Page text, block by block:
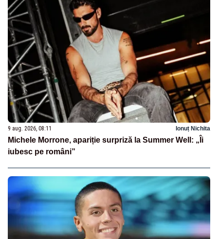
9 aug. 2026, 08:11 Ionuț Nichita
Michele Morrone, apariție surpriză la Summer Well: „Îi
iubesc pe români”